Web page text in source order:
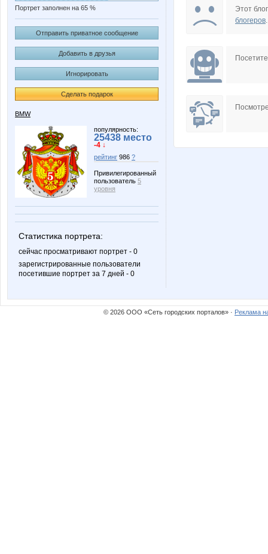
Портрет заполнен на 65 %
Отправить приватное сообщение
Добавить в друзья
Игнорировать
Сделать подарок
BMW
популярность:
25438 место
-4 ↓
рейтинг 986 ?
Привилегированный
пользователь 5
уровня
Статистика портрета:
сейчас просматривают портрет - 0
зарегистрированные пользователи
посетившие портрет за 7 дней - 0
Этот
блогеров.
© 2026 ООО «Сеть городских порталов» · Реклама